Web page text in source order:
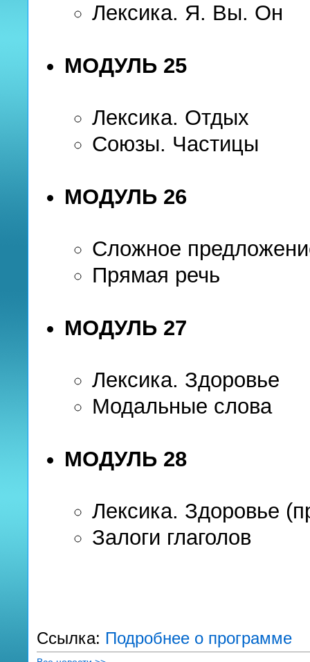
Лексика. Я. Вы. Он
МОДУЛЬ 25
Лексика. Отдых
Союзы. Частицы
МОДУЛЬ 26
Сложное
Прямая речь
МОДУЛЬ 27
Лексика. Здоровье
Модальные слова
МОДУЛЬ 28
Лексика. Здоровье
Залоги глаголов
Ссылка: Подробнее о программе